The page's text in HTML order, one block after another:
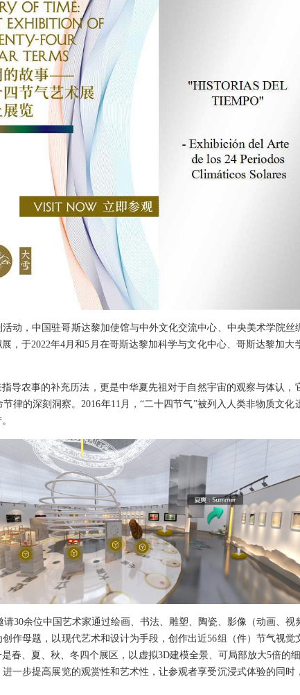
，中国驻哥斯达黎加使馆与中外文化交流中心、中央美术学院丝
，于2022年4月和5月在哥斯达黎加科学与文化中心、哥斯达黎加大
农事的补充历法，更是中华夏先祖对于自然宇宙的观察与体认，
律的深刻洞察。2016年11月，“二十四节气”被列入人类非物质文
余位中国艺术家通过绘画、书法、雕塑、陶瓷、影像（动画、视
作母题，以现代艺术和设计为手段，创作出近56组（件）节气视
春、夏、秋、冬四个展区，以虚拟3D建模全景、可局部放大5倍的
一步提高展览的观赏性和艺术性，让参观者享受沉浸式体验的同